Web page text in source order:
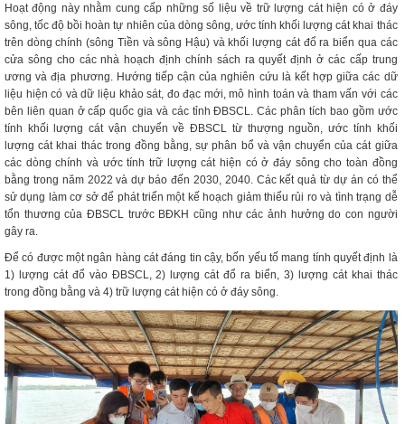
Hoạt động này nhằm cung cấp những số liệu về trữ lượng cát hiện có ở đáy
sông, tốc độ bồi hoàn tự nhiên của dòng sông, ước tính khối lượng cát khai thác
trên dòng chính (sông Tiền và sông Hậu) và khối lượng cát đổ ra biển qua các
cửa sông cho các nhà hoạch định chính sách ra quyết định ở các cấp trung
ương và địa phương. Hướng tiếp cận của nghiên cứu là kết hợp giữa các dữ
liệu hiện có và dữ liệu khảo sát, đo đạc mới, mô hình toán và tham vấn với các
bên liên quan ở cấp quốc gia và các tỉnh ĐBSCL. Các phân tích bao gồm ước
tính khối lượng cát vận chuyển về ĐBSCL từ thượng nguồn, ước tính khối
lượng cát khai thác trong đồng bằng, sự phân bổ và vận chuyển của cát giữa
các dòng chính và ước tính trữ lượng cát hiện có ở đáy sông cho toàn đồng
bằng trong năm 2022 và dự báo đến 2030, 2040. Các kết quả từ dự án có thể
sử dụng làm cơ sở để phát triển một kế hoạch giảm thiểu rủi ro và tình trạng dễ
tổn thương của ĐBSCL trước BĐKH cũng như các ảnh hưởng do con người
gây ra.
Để có được một ngân hàng cát đáng tin cậy, bốn yếu tố mang tính quyết định là
1) lượng cát đổ vào ĐBSCL, 2) lượng cát đổ ra biển, 3) lượng cát khai thác
trong đồng bằng và 4) trữ lượng cát hiện có ở đáy sông.